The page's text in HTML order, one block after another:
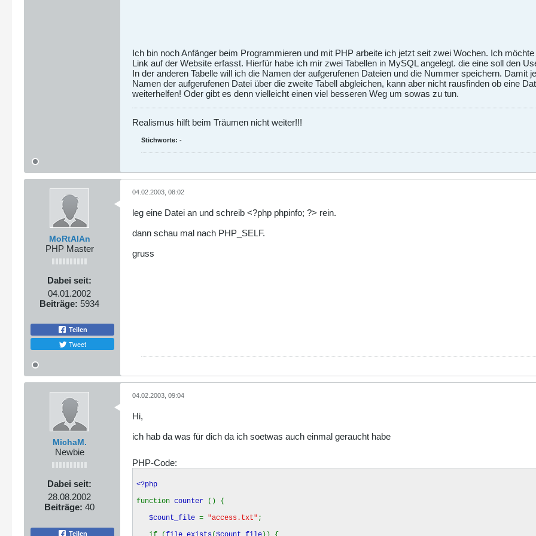
Ich bin noch Anfänger beim Programmieren und mit PHP arbeite ich jetzt seit zwei Wochen. Ich
Link auf der Website erfasst. Hierfür habe ich mir zwei Tabellen in MySQL angelegt. die eine soll den
In der anderen Tabelle will ich die Namen der aufgerufenen Dateien und die Nummer speichern.
Namen der aufgerufenen Datei über die zweite Tabell abgleichen, kann aber nicht rausfinden ob eine
weiterhelfen! Oder gibt es denn vielleicht einen viel besseren Weg um sowas zu tun.
Realismus hilft beim Träumen nicht weiter!!!
Stichworte: -
MoRtAlAn
PHP Master
Dabei seit:
04.01.2002
Beiträge: 5934
Teilen
Tweet
04.02.2003, 08:02
leg eine Datei an und schreib <?php phpinfo; ?> rein.
dann schau mal nach PHP_SELF.
gruss
MichaM.
Newbie
Dabei seit:
28.08.2002
Beiträge: 40
Teilen
04.02.2003, 09:04
Hi,
ich hab da was für dich da ich soetwas auch einmal geraucht habe
PHP-Code:
<?php
function counter
() {
$count_file = "access.txt" ;